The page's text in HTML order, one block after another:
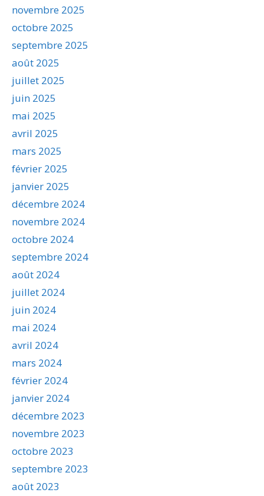
novembre 2025
octobre 2025
septembre 2025
août 2025
juillet 2025
juin 2025
mai 2025
avril 2025
mars 2025
février 2025
janvier 2025
décembre 2024
novembre 2024
octobre 2024
septembre 2024
août 2024
juillet 2024
juin 2024
mai 2024
avril 2024
mars 2024
février 2024
janvier 2024
décembre 2023
novembre 2023
octobre 2023
septembre 2023
août 2023